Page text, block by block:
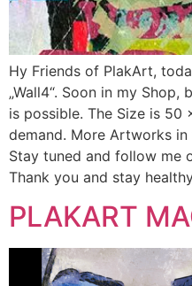
Hy Friends of PlakArt,
„Wall4“. Soon in my
is possible. The Size is 50
demand. More Artworks
Stay tuned and follow me
Thank you and stay
PLAKART